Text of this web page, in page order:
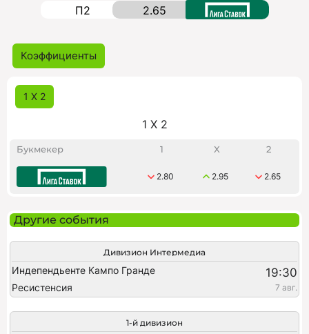
П2 2.65
Коэффициенты
1 X 2
1 X 2
Букмекер 1 X 2
2.80 2.95 2.65
Другие события
Дивизион Интермедиа
Индепендьенте Кампо Гранде 19:30
Ресистенсия 7 авг.
1-й дивизион